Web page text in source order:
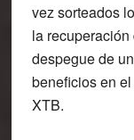
vez sorteados
la
despegue de
beneficios en
XTB.